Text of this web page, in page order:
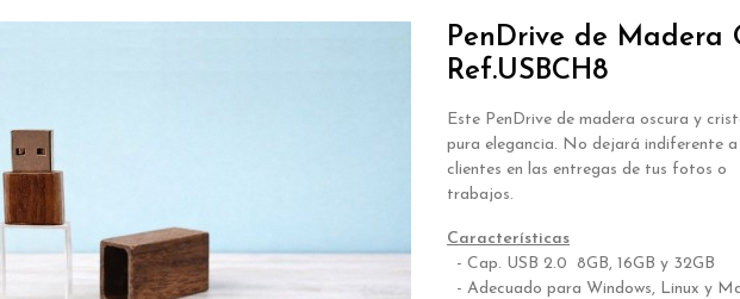
PenDrive de Madera
Ref.USBCH8
Este PenDrive de madera oscura y
pura elegancia. No dejará indiferente a
clientes en las entregas de tus fotos o
trabajos.
Características
- Cap. USB 2.0 8GB, 16GB y 32GB
- Adecuado para Windows, Linux y